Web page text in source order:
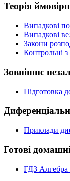
Теорія
Випадкові
Випадкові
Закони
Контрольні з
Зовнішнє
Підготовка
Приклади
Готові
ГДЗ Алгебра